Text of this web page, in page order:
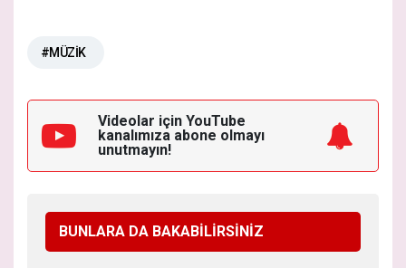
#MÜZİK
Videolar için YouTube
kanalımıza abone olmayı
unutmayın!
BUNLARA DA BAKABİLİRSİNİZ